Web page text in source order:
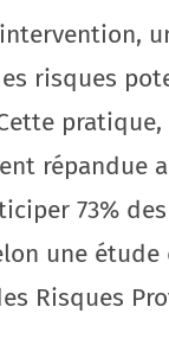
risques
pratique,
répandue
73%
une
Risques